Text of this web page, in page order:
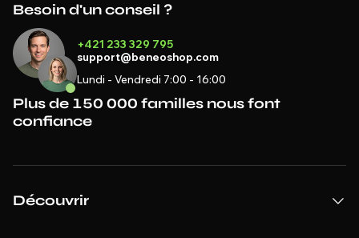
Besoin d'un conseil ?
+421 233 329 795
support@beneoshop.com
Lundi - Vendredi 7:00 - 16:00
Plus de 150 000 familles nous font
confiance
Découvrir